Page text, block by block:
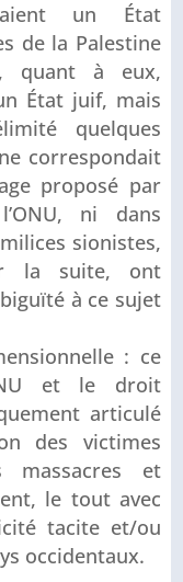
un État
de la Palestine
quant à eux,
État juif, mais
quelques
correspondait
proposé par
ni dans
sionistes,
la suite, ont
à ce sujet
: ce
et le droit
articulé
des victimes
massacres et
le tout avec
tacite et/ou
occidentaux.